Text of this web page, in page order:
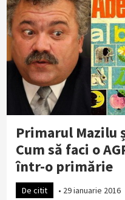
Primarul Mazilu
Cum să faci o
într-o primărie
De citit • 29 ianuarie 2016